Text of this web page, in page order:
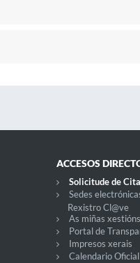
ACCESOS
Solicitude de
Sedes
Rexistro Cl@ve
As miñas
Portal de
Impresos xerais
Calendario Oficial